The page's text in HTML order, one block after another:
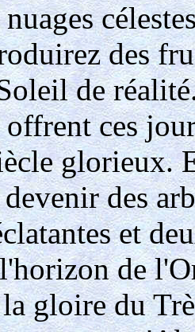
nuages
des
de
ces
glorieux.
des
et
l'horizon de
gloire du